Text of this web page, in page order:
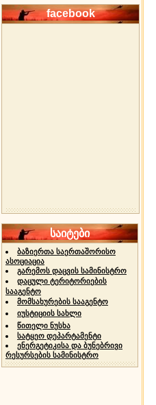
facebook
საიტები
ბაზიერთა საერთაშორისო
ასოციაცია
გარემოს დაცვის სამინისტრო
დაცული ტერიტორიების
სააგენტო
მომსახურების სააგენტო
იუსტიციის სახლი
წითელი ნუსხა
სატყეო დეპარტამენტი
ენერგეტიკისა და ბუნებრივი
რესურსების სამინისტრო